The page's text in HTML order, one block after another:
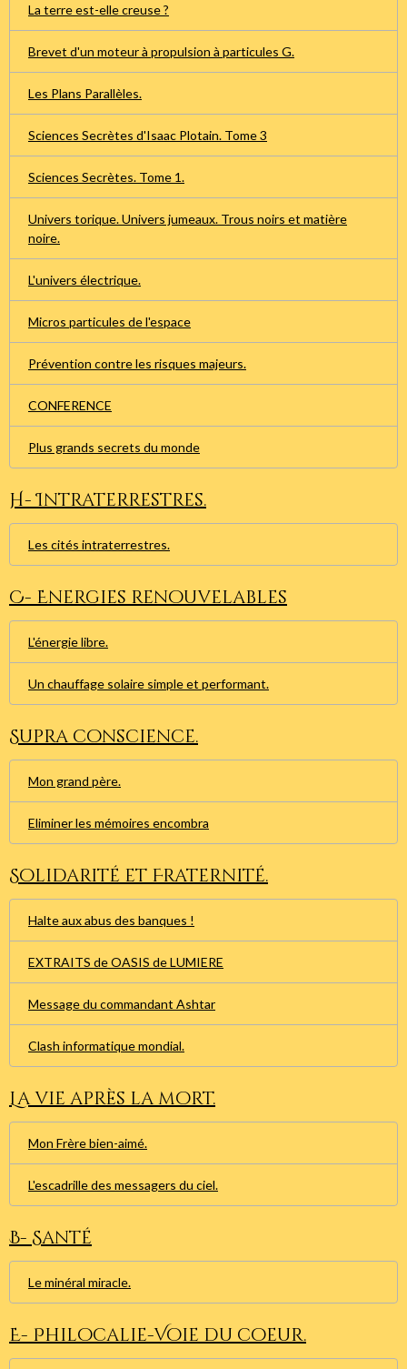
La terre est-elle creuse ?
Brevet d'un moteur à propulsion à particules G.
Les Plans Parallèles.
Sciences Secrètes d'Isaac Plotain. Tome 3
Sciences Secrètes. Tome 1.
Univers torique. Univers jumeaux. Trous noirs et matière
noire.
L'univers électrique.
Micros particules de l'espace
Prévention contre les risques majeurs.
CONFERENCE
Plus grands secrets du monde
H- Intraterrestres.
Les cités intraterrestres.
C- Energies renouvelables
L'énergie libre.
Un chauffage solaire simple et performant.
Supra conscience.
Mon grand père.
Eliminer les mémoires encombra
Solidarité et Fraternité.
Halte aux abus des banques !
EXTRAITS de OASIS de LUMIERE
Message du commandant Ashtar
Clash informatique mondial.
La vie après la mort.
Mon Frère bien-aimé.
L'escadrille des messagers du ciel.
B- Santé
Le minéral miracle.
E- Philocalie-Voie du coeur.